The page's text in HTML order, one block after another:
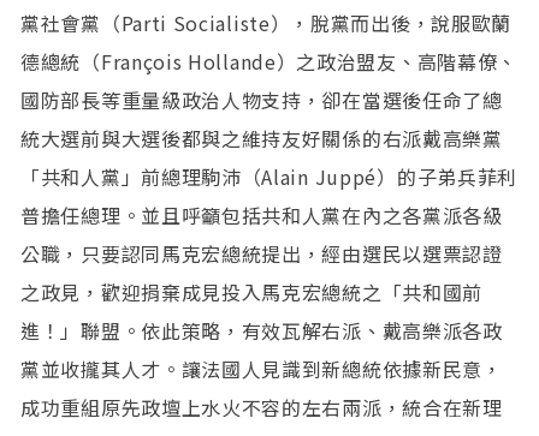
黨社會黨（Parti Socialiste），脫黨而出後，說服歐蘭
德總統（François Hollande）之政治盟友、高階幕僚、
國防部長等重量級政治人物支持，卻在當選後任命了總
統大選前與大選後都與之維持友好關係的右派戴高樂黨
「共和人黨」前總理駒沛（Alain Juppé）的子弟兵菲利
普擔任總理。並且呼籲包括共和人黨在內之各黨派各級
公職，只要認同馬克宏總統提出，經由選民以選票認證
之政見，歡迎捐棄成見投入馬克宏總統之「共和國前
進！」聯盟。依此策略，有效瓦解右派、戴高樂派各政
黨並收攏其人才。讓法國人見識到新總統依據新民意，
成功重組原先政壇上水火不容的左右兩派，統合在新理